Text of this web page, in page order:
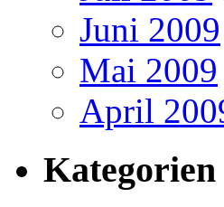
Juni 2009
Mai 2009
April
Kategorien